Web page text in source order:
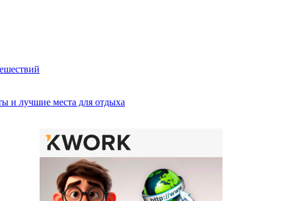
и лучшие места для отдыха